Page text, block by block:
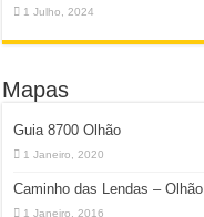
1 Julho, 2024
Mapas
Guia 8700 Olhão
1 Janeiro, 2020
Caminho das Lendas – Olhão
1 Janeiro, 2016